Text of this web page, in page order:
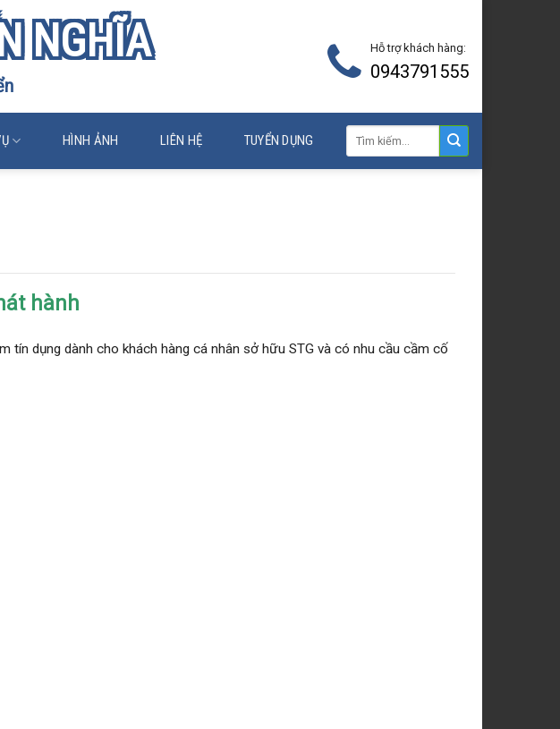
NGHĨA Hỗ trợ khách hàng:
0943791555
HÌNH ẢNH LIÊN HỆ TUYỂN DỤNG
hành
tín dụng dành cho khách hàng cá nhân sở hữu STG và có nhu cầu cầm cố